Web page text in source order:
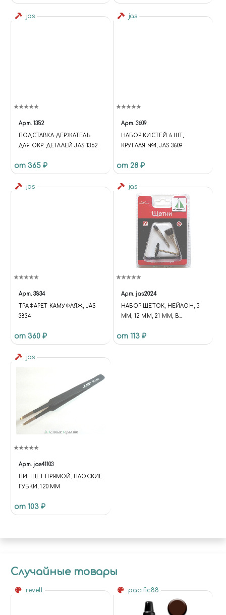
jas
Арт. 1352
ПОДСТАВКА-ДЕРЖАТЕЛЬ
ДЛЯ ОКР. ДЕТАЛЕЙ JAS 1352
от 365 ₽
jas
Арт. 3609
НАБОР КИСТЕЙ 6 ШТ,
КРУГЛАЯ №4, JAS 3609
от 28 ₽
jas
Арт. 3834
ТРАФАРЕТ КАМУФЛЯЖ, JAS
3834
от 360 ₽
jas
Арт. jas2024
НАБОР ЩЕТОК, НЕЙЛОН, 5
ММ, 12 ММ, 21 ММ, В
от 113 ₽
jas
Арт. jas41103
ПИНЦЕТ ПРЯМОЙ, ПЛОСКИЕ
ГУБКИ, 120 ММ
от 103 ₽
Случайные товары
revell pacific88